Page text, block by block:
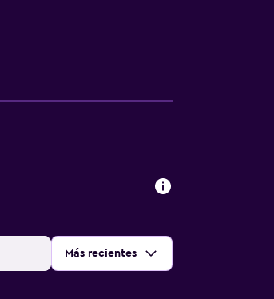
Ordenar por:
Más recientes